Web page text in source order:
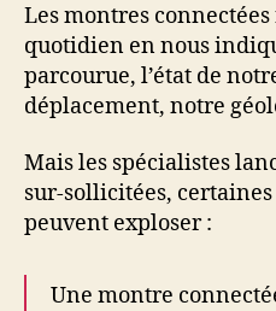
Les montres
quotidien en nous
parcourue, l’état de
déplacement, notre
Mais les spécialistes
sur-sollicitées,
peuvent exploser :
Une montre